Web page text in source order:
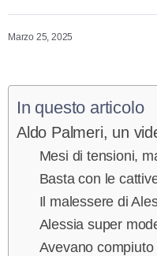
Marzo 25, 2025
In questo articolo
Aldo Palmeri, un
Mesi di tensioni,
Basta con le
Il malessere di
Alessia super
Avevano